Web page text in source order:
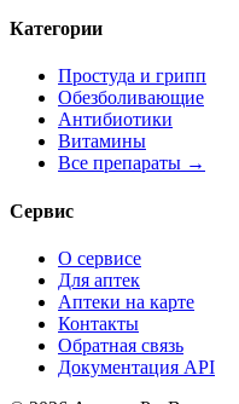
Категории
Простуда и грипп
Обезболивающие
Антибиотики
Витамины
Все препараты →
Сервис
О сервисе
Для аптек
Аптеки на карте
Контакты
Обратная связь
Документация API